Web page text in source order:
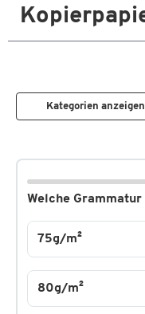
Kategorien anzeigen
Welche
75g/m²
80g/m²